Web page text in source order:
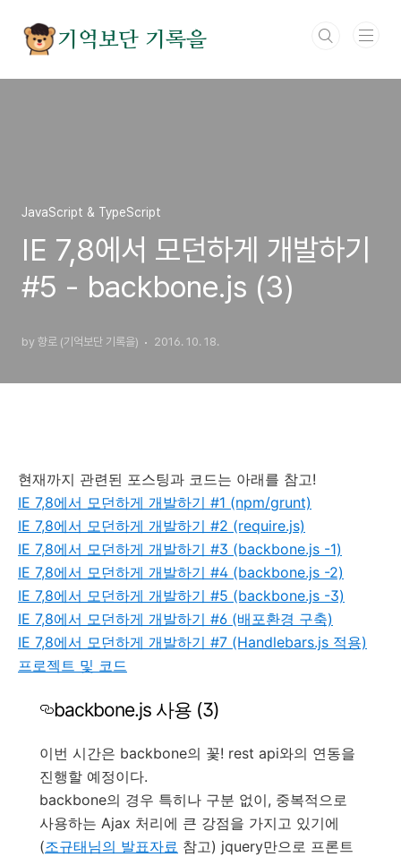
기억보단 기록을
JavaScript & TypeScript
IE 7,8에서 모던하게 개발하기
#5 - backbone.js (3)
by 향로 (기억보단 기록을) 2016. 10. 18.
현재까지 관련된 포스팅과 코드는 아래를 참고!
IE 7,8에서 모던하게 개발하기 #1 (npm/grunt)
IE 7,8에서 모던하게 개발하기 #2 (require.js)
IE 7,8에서 모던하게 개발하기 #3 (backbone.js -1)
IE 7,8에서 모던하게 개발하기 #4 (backbone.js -2)
IE 7,8에서 모던하게 개발하기 #5 (backbone.js -3)
IE 7,8에서 모던하게 개발하기 #6 (배포환경 구축)
IE 7,8에서 모던하게 개발하기 #7 (Handlebars.js 적용)
프로젝트 및 코드
backbone.js 사용 (3)
이번 시간은 backbone의 꽃! rest api와의 연동을
진행할 예정이다.
backbone의 경우 특히나 구분 없이, 중복적으로
사용하는 Ajax 처리에 큰 강점을 가지고 있기에
(조규태님의 발표자료 참고) jquery만으로 프론트